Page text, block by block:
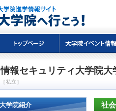
情報セキュリティ大学院大
［私立］
大学院紹介 社